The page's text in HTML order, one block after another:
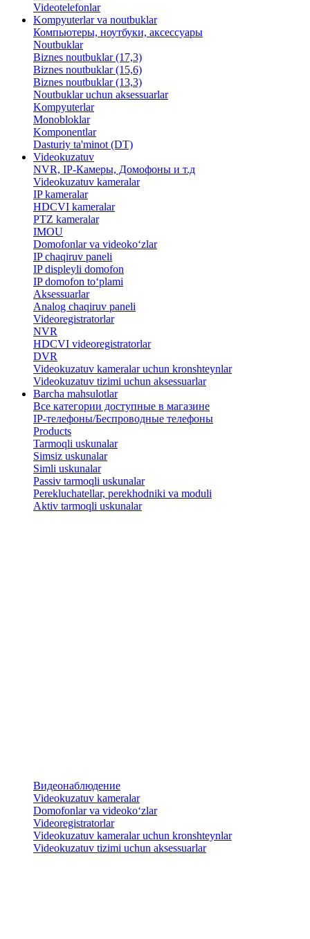
​Videotelefonlar
Kompyuterlar va noutbuklar
Компьютеры, ноутбуки, аксессуары
Noutbuklar
Biznes noutbuklar (17,3)
Biznes noutbuklar (15,6)
Biznes noutbuklar (13,3)
Noutbuklar uchun aksessuarlar
Kompyuterlar
Monobloklar
Komponentlar
Dasturiy ta'minot (DT)
Videokuzatuv
NVR, IP-Камеры, Домофоны и т.д
Videokuzatuv kameralar
IP kameralar
HDCVI kameralar
PTZ kameralar
IMOU
​Domofonlar va videoko‘zlar
IP chaqiruv paneli
IP displeyli domofon
IP domofon to‘plami
Aksessuarlar
Analog chaqiruv paneli
Videoregistratorlar
NVR
HDCVI videoregistratorlar
DVR
Videokuzatuv kameralar uchun kronshteynlar
​Videokuzatuv tizimi uchun aksessuarlar
Barcha mahsulotlar
Все категории доступные в магазине
IP-телефоны/Беспроводные телефоны
Products
Tarmoqli uskunalar
Simsiz uskunalar
Simli uskunalar
Passiv tarmoqli uskunalar
​Perekluchatellar, perekhodniki va moduli
Aktiv tarmoqli uskunalar
Видеонаблюдение
Videokuzatuv kameralar
​Domofonlar va videoko‘zlar
Videoregistratorlar
Videokuzatuv kameralar uchun kronshteynlar
​Videokuzatuv tizimi uchun aksessuarlar